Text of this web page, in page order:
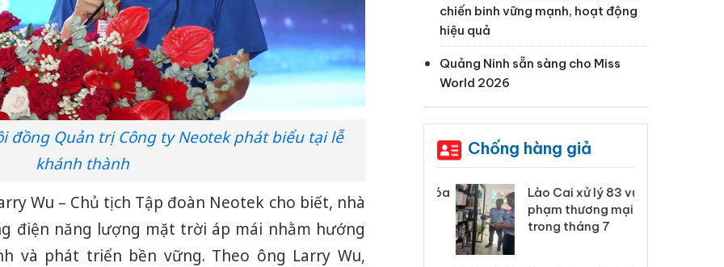
đồng Quản trị Công ty Neotek phát biểu tại lễ
khánh thành
Wu – Chủ tịch Tập đoàn Neotek cho biết, nhà
điện năng lượng mặt trời áp mái nhằm hướng
và phát triển bền vững. Theo ông Larry Wu,
chiến binh vững mạnh, hoạt động
hiệu quả
Quảng Ninh sẵn sàng cho Miss
World 2026
Chống hàng giả
Công an Thanh Hóa
tìm bị hại trong vụ
án sản xuất, buôn
bán yến sào giả
Lào Cai xử lý 83 vụ vi
phạm thương mại
trong tháng 7